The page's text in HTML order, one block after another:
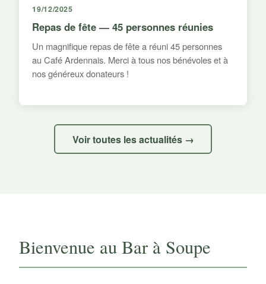
19/12/2025
Repas de fête — 45 personnes réunies
Un magnifique repas de fête a réuni 45 personnes
au Café Ardennais. Merci à tous nos bénévoles et à
nos généreux donateurs !
Voir toutes les actualités →
Bienvenue au Bar à Soupe